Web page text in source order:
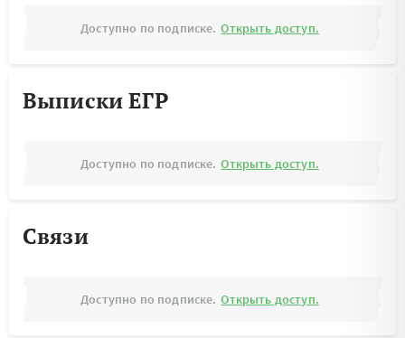
Доступно по подписке. Открыть доступ.
Выписки ЕГР
Доступно по подписке. Открыть доступ.
Связи
Доступно по подписке. Открыть доступ.